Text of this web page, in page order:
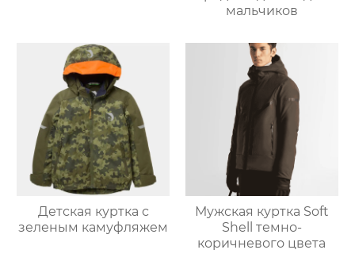
мальчиков
Детская куртка с
зеленым камуфляжем
Мужская куртка Soft
Shell темно-
коричневого цвета